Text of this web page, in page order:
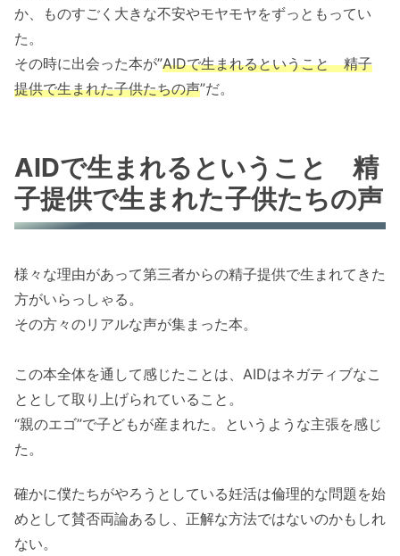
か、ものすごく大きな不安やモヤモヤをずっともってい
た。
その時に出会った本が”AIDで生まれるということ 精子
提供で生まれた子供たちの声”だ。
AIDで生まれるということ 精
子提供で生まれた子供たちの声
様々な理由があって第三者からの精子提供で生まれてきた
方がいらっしゃる。
その方々のリアルな声が集まった本。
この本全体を通して感じたことは、AIDはネガティブなこ
ととして取り上げられていること。
“親のエゴ”で子どもが産まれた。というような主張を感じ
た。
確かに僕たちがやろうとしている妊活は倫理的な問題を始
めとして賛否両論あるし、正解な方法ではないのかもしれ
ない。